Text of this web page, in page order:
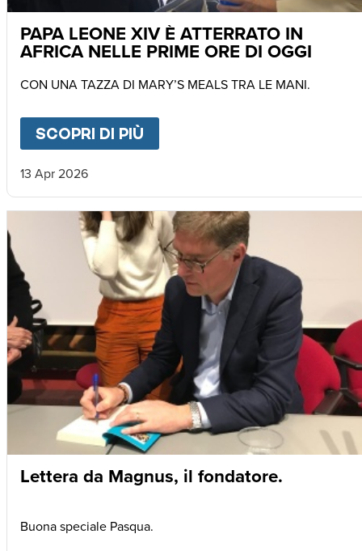
PAPA LEONE XIV È ATTERRATO IN
AFRICA NELLE PRIME ORE DI OGGI
CON UNA TAZZA DI MARY’S MEALS TRA LE MANI.
SCOPRI DI PIÙ
13 Apr 2026
Lettera da Magnus, il fondatore.
Buona speciale Pasqua.